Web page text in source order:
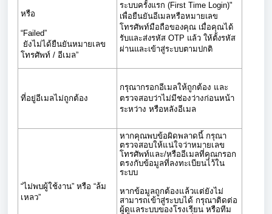
หรือ
“Failed”
ยังไม่ได้ยืนยันหมายเลข
โทรศัพท์ / อีเมล”
ระบบครั้งแรก (First Time Login)"
เพื่อยืนยันอีเมลหรือหมายเลข
โทรศัพท์มือถือของคุณ เมื่อคุณได้
รับและส่งรหัส OTP แล้ว ให้ตั้งรหัส
ผ่านและเข้าสู่ระบบตามปกติ
ที่อยู่อีเมลไม่ถูกต้อง
กรุณากรอกอีเมลให้ถูกต้อง และ
ตรวจสอบว่าไม่มีช่องว่างก่อนหน้า
ระหว่าง หรือหลังอีเมล
“ไม่พบผู้ใช้งาน” หรือ “ล้ม
เหลว”
หากคุณพบข้อผิดพลาดนี้ กรุณา
ตรวจสอบให้แน่ใจว่าหมายเลข
โทรศัพท์และ/หรืออีเมลที่คุณกรอก
ตรงกับข้อมูลที่ลงทะเบียนไว้ใน
ระบบ
หากข้อมูลถูกต้องแล้วแต่ยังไม่
สามารถเข้าสู่ระบบได้ กรุณาติดต่อ
ผู้ดูแลระบบของโรงเรียน หรือทีม